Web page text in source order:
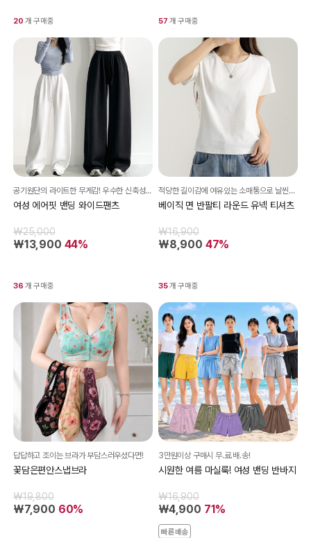
20 개 구매중 57 개 구매중
공기원단의 라이트한 무게감! 우수한 신축성으로 편안한 착용감!
여성 에어핏 밴딩 와이드팬츠
₩25,000
₩13,900 44%
36 개 구매중
적당한 길이감에 여유있는 소매통으로 날씬핏OK!
베이직 면 반팔티 라운드 유넥 티셔츠
₩16,900
₩8,900 47%
35개 구매중
답답하고 조이는 브라가 부담스러우셨다면!
꽃담은편안스냅브라
₩19,800
₩7,900 60%
3만원이상 구매시 무.료.배.송!
시원한 여름 마실룩! 여성 밴딩 반바지
₩16,900
₩4,900 71%
빠른배송